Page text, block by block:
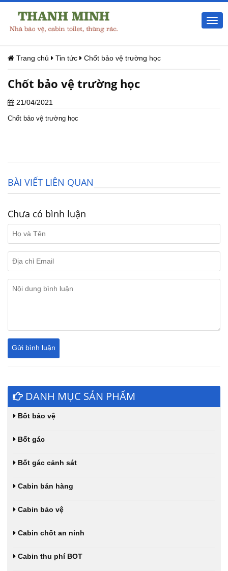
Trang chủ Tin tức Chốt bảo vệ trường học
Chốt bảo vệ trường học
21/04/2021
Chốt bảo vệ trường học
BÀI VIẾT LIÊN QUAN
Chưa có bình luận
DANH MỤC SẢN PHẨM
Bốt bảo vệ
Bốt gác
Bốt gác cảnh sát
Cabin bán hàng
Cabin bảo vệ
Cabin chốt an ninh
Cabin thu phí BOT